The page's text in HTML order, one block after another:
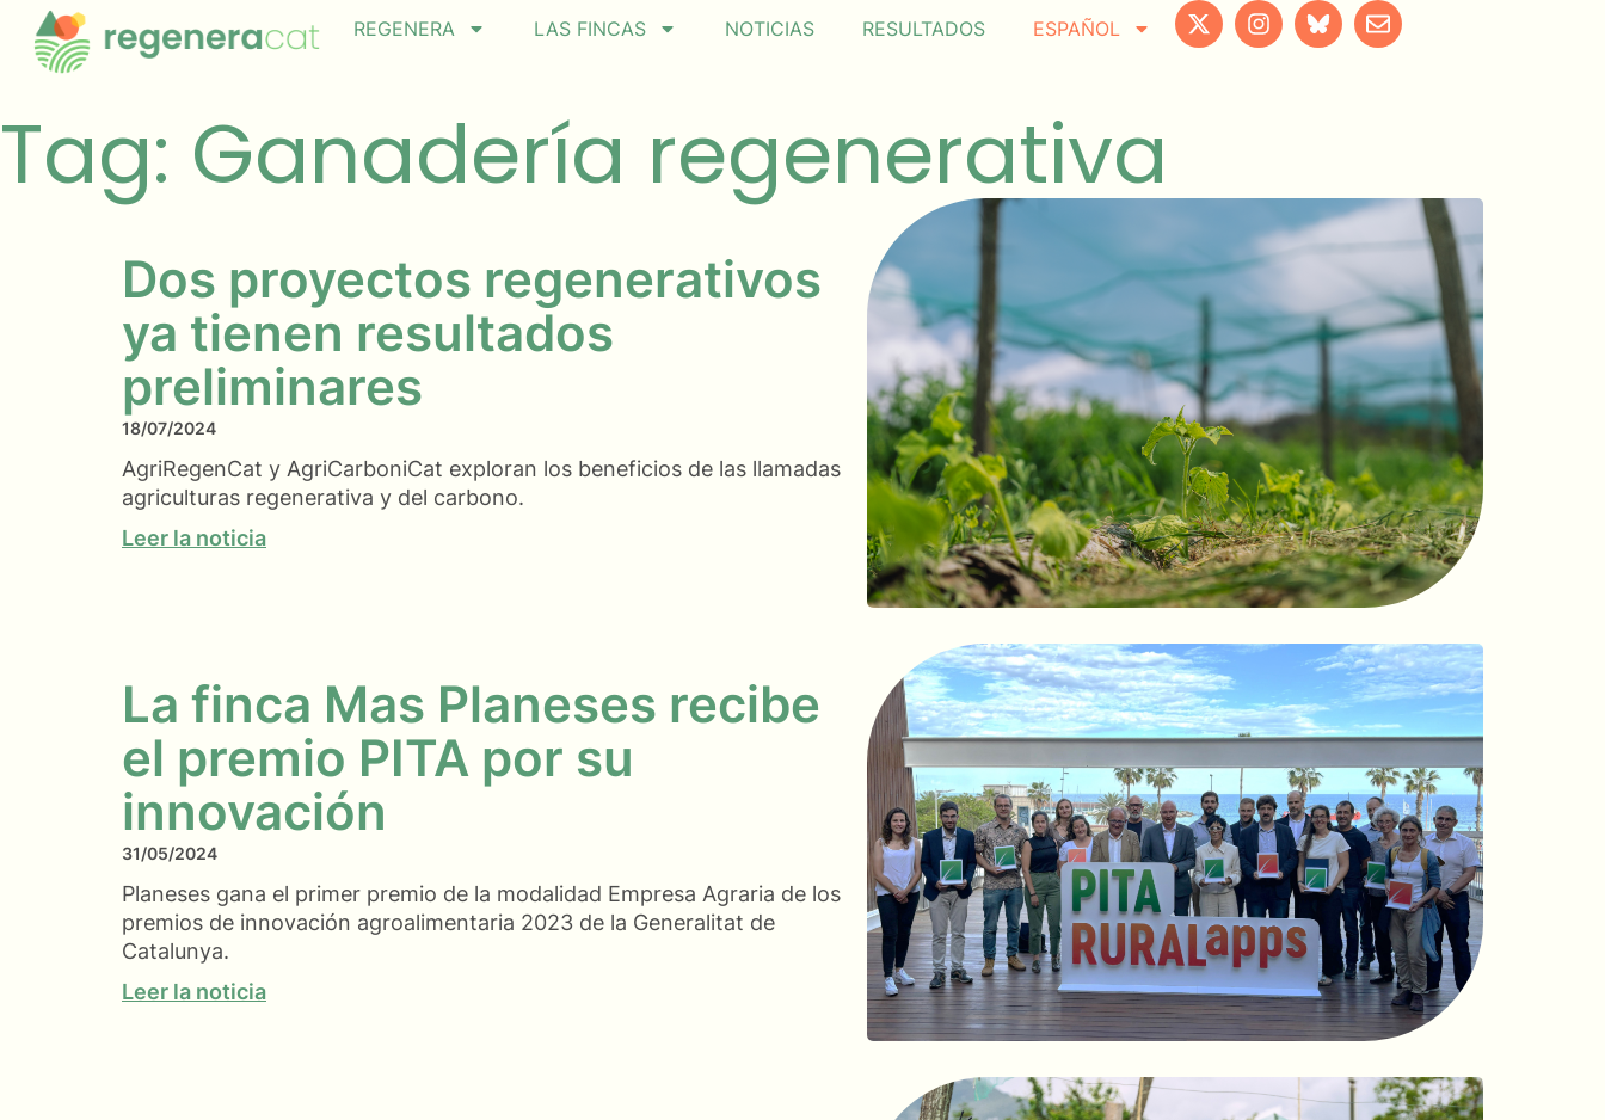
REGENERA LAS FINCAS NOTICIAS RESULTADOS ESPAÑOL
Tag: Ganadería regenerativa
Dos proyectos regenerativos
ya tienen resultados
preliminares
18/07/2024
AgriRegenCat y AgriCarboniCat exploran los beneficios de las llamadas
agriculturas regenerativa y del carbono.
Leer la noticia
La finca Mas Planeses recibe
el premio PITA por su
innovación
31/05/2024
Planeses gana el primer premio de la modalidad Empresa Agraria de los
premios de innovación agroalimentaria 2023 de la Generalitat de
Catalunya.
Leer la noticia